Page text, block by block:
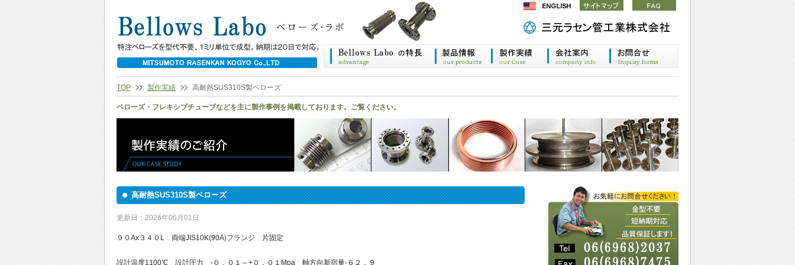
TOP 製作実績 高耐熱SUS310S製ベローズ
ベローズ・フレキシブチューブなどを主に製作事例を掲載しております。ご覧ください。
高耐熱SUS310S製ベローズ
更新日：2026年06月01日
９０Ax３４０L 両端JIS10K(90A)フランジ 片固定
設計温度1100℃ 設計圧力 -０．０１～+０．０１Mpa 軸方向新宿量-６２．９